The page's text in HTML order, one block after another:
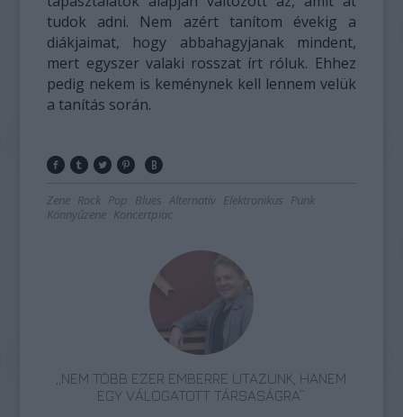
tudok adni. Nem azért tanítom évekig a
diákjaimat, hogy abbahagyjanak mindent,
mert egyszer valaki rosszat írt róluk. Ehhez
pedig nekem is keménynek kell lennem velük
a tanítás során.
Zene Rock Pop Blues Alternatív Elektronikus Punk
Könnyűzene Koncertpiac
„NEM TÖBB EZER EMBERRE UTAZUNK, HANEM
EGY VÁLOGATOTT TÁRSASÁGRA”